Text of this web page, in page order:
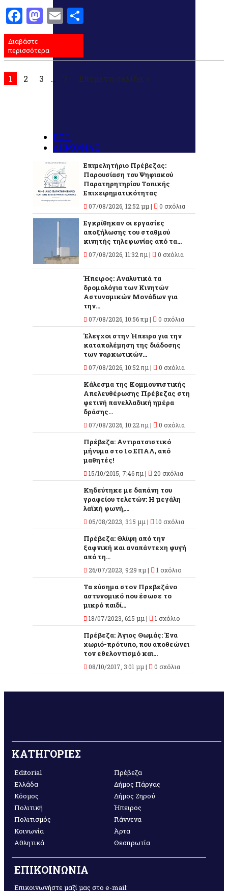
Facebook
Mastodon
Email
Διαβάστε
περισσότερα
1 2 3 … 7 Επόμενη σελίδα: »
ΡΟΗ
ΔΗΜΟΦΙΛΗ
Επιμελητήριο Πρέβεζας:
Παρουσίαση του Ψηφιακού
Παρατηρητηρίου Τοπικής
Επιχειρηματικότητας
07/08/2026, 12:52 μμ | 0 σχόλια
Εγκρίθηκαν οι εργασίες
αποξήλωσης του σταθμού
κινητής τηλεφωνίας από τα...
07/08/2026, 11:32 πμ | 0 σχόλια
Ήπειρος: Αναλυτικά τα
δρομολόγια των Κινητών
Αστυνομικών Μονάδων για
την...
07/08/2026, 10:56 πμ | 0 σχόλια
Έλεγχοι στην Ήπειρο για την
καταπολέμηση της διάδοσης
των ναρκωτικών...
07/08/2026, 10:52 πμ | 0 σχόλια
Κάλεσμα της Κομμουνιστικής
Απελευθέρωσης Πρέβεζας στη
φετινή πανελλαδική ημέρα
δράσης...
07/08/2026, 10:22 πμ | 0 σχόλια
Πρέβεζα: Αντιρατσιστικό
μήνυμα στο 1ο ΕΠΑΛ, από
μαθητές!
15/10/2015, 7:46 πμ | 20 σχόλια
Κηδεύτηκε με δαπάνη του
γραφείου τελετών: Η μεγάλη
λαϊκή φωνή,...
05/08/2023, 3:15 μμ | 10 σχόλια
Πρέβεζα: Θλίψη από την
ξαφνική και αναπάντεχη φυγή
από τη...
26/07/2023, 9:29 πμ | 1 σχόλιο
Τα εύσημα στον Πρεβεζάνο
αστυνομικό που έσωσε το
μικρό παιδί...
18/07/2023, 6:15 μμ | 1 σχόλιο
Πρέβεζα: Άγιος Θωμάς: Ένα
χωριό-πρότυπο, που αποθεώνει
τον εθελοντισμό και...
08/10/2017, 3:01 μμ | 0 σχόλια
ΚΑΤΗΓΟΡΙΕΣ
Editorial
Ελλάδα
Κόσμος
Πολιτική
Πολιτισμός
Κοινωνία
Αθλητικά
Πρέβεζα
Δήμος Πάργας
Δήμος Ζηρού
Ήπειρος
Γιάννενα
Άρτα
Θεσπρωτία
ΕΠΙΚΟΙΝΩΝΙΑ
Επικοινωνήστε μαζί μας στο e-mail: